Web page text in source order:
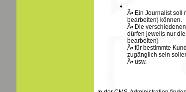
Â• Ein Journalist soll
bearbeiten) können.
Â• Die
dürfen jeweils nur
bearbeiten)
Â• für bestimmte
zugänglich sein
Â• usw.